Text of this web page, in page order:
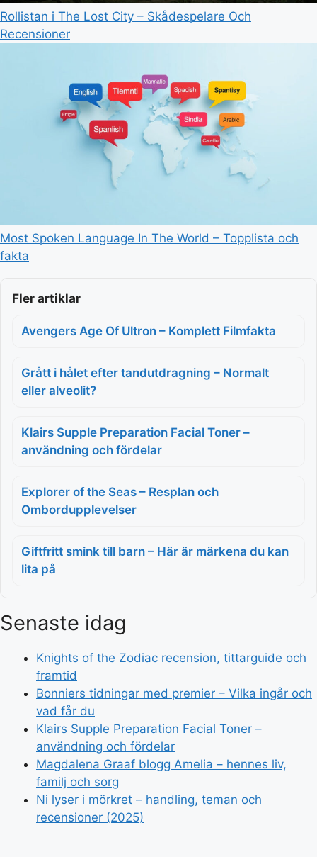
Rollistan i The Lost City – Skådespelare Och
Recensioner
Most Spoken Language In The World – Topplista och
fakta
Fler artiklar
Avengers Age Of Ultron – Komplett Filmfakta
Grått i hålet efter tandutdragning – Normalt
eller alveolit?
Klairs Supple Preparation Facial Toner –
användning och fördelar
Explorer of the Seas – Resplan och
Ombordupplevelser
Giftfritt smink till barn – Här är märkena du kan
lita på
Senaste idag
Knights of the Zodiac recension, tittarguide och
framtid
Bonniers tidningar med premier – Vilka ingår och
vad får du
Klairs Supple Preparation Facial Toner –
användning och fördelar
Magdalena Graaf blogg Amelia – hennes liv,
familj och sorg
Ni lyser i mörkret – handling, teman och
recensioner (2025)